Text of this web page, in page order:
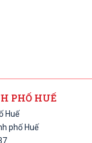
PHỐ HUẾ
Huế
phố Huế